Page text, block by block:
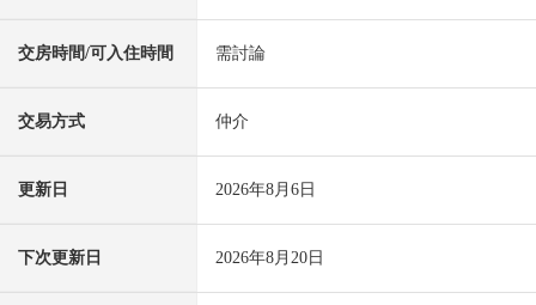
交房時間/可入住時間 需討論
交易方式 仲介
更新日 2026年8月6日
下次更新日 2026年8月20日